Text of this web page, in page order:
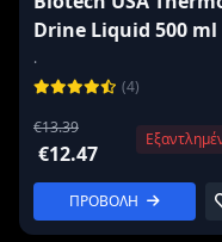
Drine Liquid 500 ml
.
(4)
€13.39
€12.47
ΠΡΟΒΟΛΗ